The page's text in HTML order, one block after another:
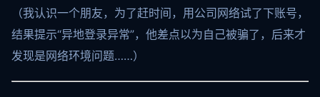
（我认识一个朋友，为了赶时间，用公司网络试了下账号，
结果提示“异地登录异常”，他差点以为自己被骗了，后来才
发现是网络环境问题……）